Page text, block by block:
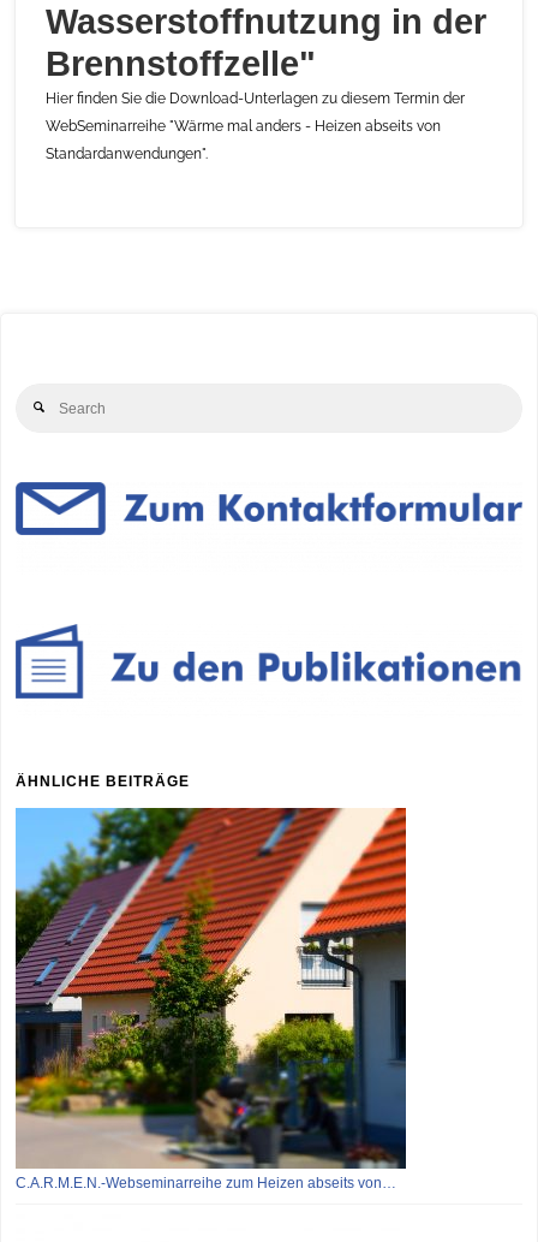
Wasserstoffnutzung in der
Brennstoffzelle"
Hier finden Sie die Download-Unterlagen zu diesem Termin der
WebSeminarreihe "Wärme mal anders - Heizen abseits von
Standardanwendungen".
Search
ÄHNLICHE BEITRÄGE
C.A.R.M.E.N.-Webseminarreihe zum Heizen abseits von…